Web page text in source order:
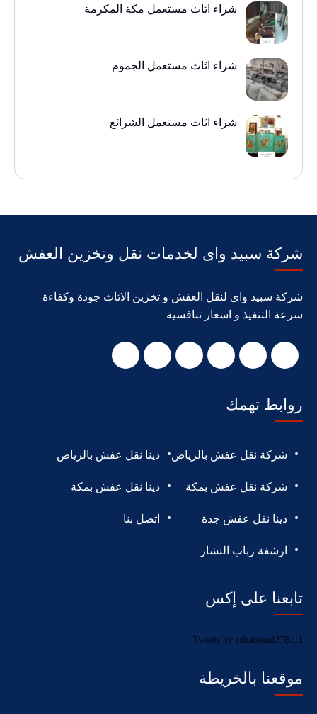
شراء اثاث مستعمل مكة المكرمة
شراء اثاث مستعمل الجموم
شراء اثاث مستعمل الشرائع
شركة سبيد واى لخدمات نقل وتخزين العفش
شركة سبيد واى لنقل العفش و تخزين الاثاث جودة وكفاءة
سرعة التنفيذ و اسعار تنافسية
روابط تهمك
شركة نقل عفش بالرياض دينا نقل عفش بالرياض
شركة نقل عفش بمكة دينا نقل عفش بمكة
دينا نقل عفش جدة اتصل بنا
ارشفة رباب النشار
تابعنا على إكس
Tweets by rababsaad278111
موقعنا بالخريطة